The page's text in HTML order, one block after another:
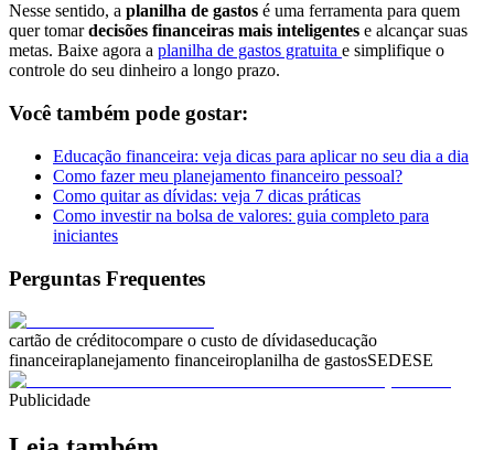
Nesse sentido, a planilha de gastos é uma ferramenta para quem
quer tomardecisões financeiras mais inteligentes e alcançar suas
metas. Baixe agora a planilha de gastos gratuita e simplifique o
controle do seu dinheiro a longo prazo.
Você também pode gostar:
Educação financeira: veja dicas para aplicar no seu dia a dia
Como fazer meu planejamento financeiro pessoal?
Como quitar as dívidas: veja 7 dicas práticas
Como investir na bolsa de valores: guia completo para
iniciantes
Perguntas Frequentes
cartão de créditocompare o custo de dívidaseducação
financeiraplanejamento financeiroplanilha de gastosSEDESE
Publicidade